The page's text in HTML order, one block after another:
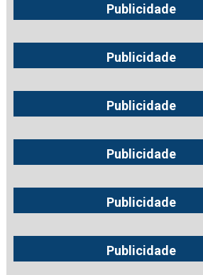
Publicidade
Publicidade
Publicidade
Publicidade
Publicidade
Publicidade